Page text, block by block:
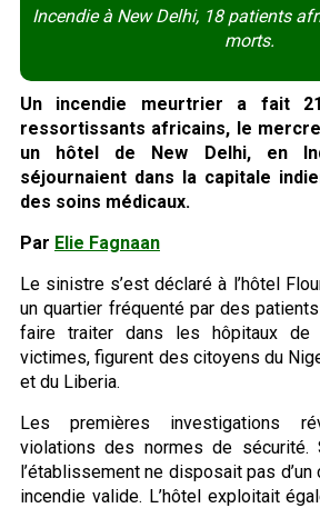
Incendie à New Delhi, 18 patients
morts.
Un incendie meurtrier a fait
ressortissants africains, le
un hôtel de New Delhi, en
séjournaient dans la capitale
des soins médicaux.
Par Elie Fagnaan
Le sinistre s’est déclaré à l’hôtel
un quartier fréquenté par des
faire traiter dans les hôpitaux
victimes, figurent des citoyens du
et du Liberia.
Les premières investigations
violations des normes de sécurité.
l’établissement ne disposait pas
incendie valide. L’hôtel exploitait